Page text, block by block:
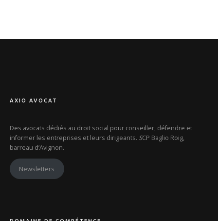
AXIO AVOCAT
Des avocats dédiés au droit social pour conseiller, défendre et
informer les entreprises et leurs dirigeants. SCP Baglio Roig,
barreau d’Avignon.
Newsletters